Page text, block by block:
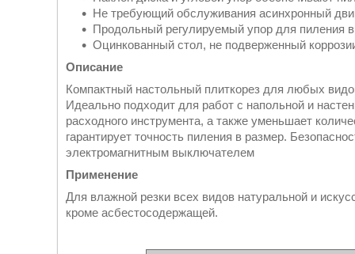
Не требующий обслуживания асинхронный
Продольный регулируемый упор для пиления
Оцинкованный стол, не подверженный
Описание
Компактный настольный плиткорез для любых
Идеально подходит для работ с напольной и
расходного инструмента, а также уменьшает
гарантирует точность пиления в размер.
электромагнитным выключателем
Применение
Для влажной резки всех видов натуральной и
кроме асбестосодержащей.